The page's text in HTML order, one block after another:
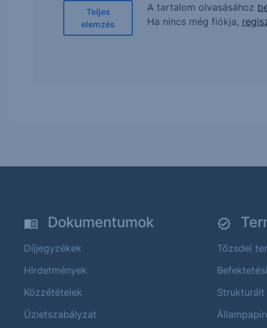
Teljes
elemzés
A tartalom olvasásához
Ha nincs még fiókja,
Dokumentumok
Díjjegyzékek
Hirdetmények
Közzétételek
Üzletszabályzat
Tőzsdei